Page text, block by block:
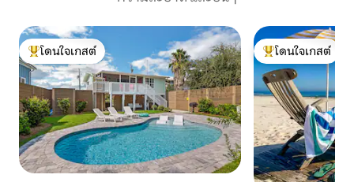
โดนใจเกสต์ที่สุด
โดนใจเกสต์
โดนใจเกสต์ที่สุด
โดนใจเกสต์